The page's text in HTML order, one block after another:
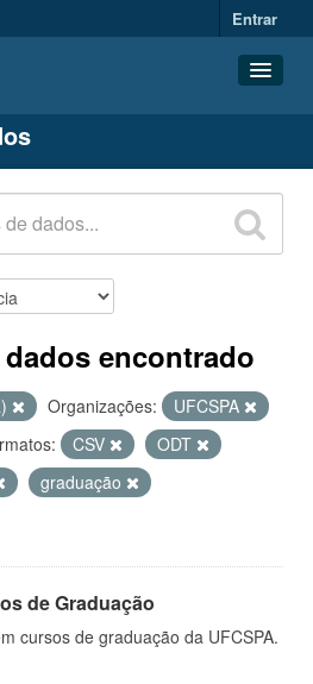
Entrar
encontrado
Organizações:
UFCSPA
CSV
ODT
graduação
de Graduação
cursos de graduação da UFCSPA.